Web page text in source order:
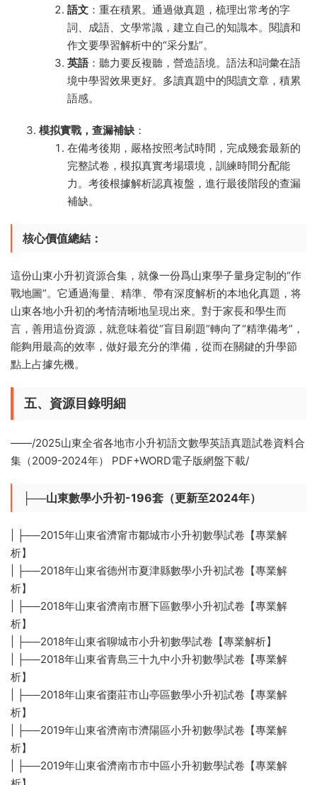
語文 ​：重在積累。通過做真題，梳理出常考的字
詞、成語、文學常識，建立自己的知識本。閱讀和
作文要學習解析中的“采分點”。
英語​：聽力要反複聽，營造語境。語法和詞彙在語
境中學習效果更好。多讀真題中的閱讀文章，積累
語感。
模拟實戰，查漏補缺 ​：
在備考後期，嚴格按照考試時間，完成幾套最新的
完整試卷，模拟真實考場環境，訓練時間分配能
力。考後根據解析認真複盤，進行最後階段的查漏
補缺。
​核心價值總結：​​
這份山東小升初資源合集，就像一份爲山東學子量身定制的“作
戰地圖”。它通過海量、精準、帶有深度解析的本地化真題，将
山東各地小升初的考情清晰地呈現出來。對于家長和學生而
言，善用這份資源，就意味着從“盲目刷題”轉向了“精準備考”，
能夠用最高的效率，做好最充分的準備，從而在關鍵的升學節
點上占據先機。
五、資源目錄明細
——/2025山東全省各地市小升初語文數學英語真題試卷資料合
集（2009-2024年） PDF+WORD電子版網盤下載/
├──山東數學小升初-196套（更新至2024年）
| ├──2015年山東省濟甯市鄒城市小升初數學試卷【專業解
析】
| ├──2018年山東省德州市夏津縣數學小升初試卷【專業解
析】
| ├──2018年山東省濟南市曆下區數學小升初試卷【專業解
析】
| ├──2018年山東省聊城市小升初數學試卷【專業解析】
| ├──2018年山東省青島三十九中小升初數學試卷【專業解
析】
| ├──2018年山東省棗莊市山亭區數學小升初試卷【專業解
析】
| ├──2019年山東省濟南市濟陽區小升初數學試卷【專業解
析】
| ├──2019年山東省濟南市市中區小升初數學試卷【專業解